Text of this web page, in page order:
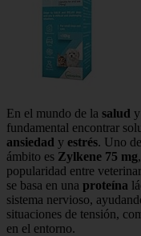
En el mundo de la salud
fundamental encontrar
ansiedad y estrés. Uno
ámbito es Zylkene 75 mg
popularidad entre
se basa en una proteína
sistema nervioso,
situaciones de tensión,
en el entorno.